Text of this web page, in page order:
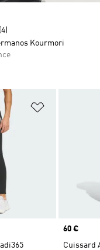
Ajouter à la
Prix
60 €
Cuissard
(4)
Kourmori